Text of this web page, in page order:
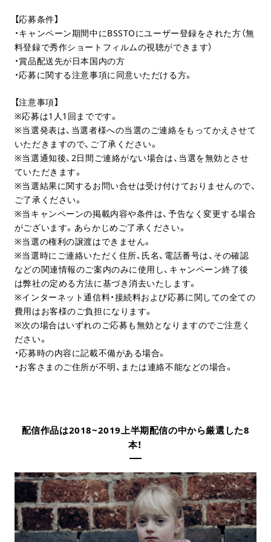
【応募条件】
・キャンペーン期間中にBSSTOにユーザー登録をされた方（無
料登録で秀作ショートフィルムの視聴ができます）
・賞品配送先が日本国内の方
・応募に関する注意事項に同意いただける方。
【注意事項】
※応募は1人1回までです。
※当選発表は、当選者様への当選のご連絡をもってかえさせて
いただきますので、ご了承ください。
※当選通知後、2日間ご連絡がない場合は、当選を無効とさせ
ていただきます。
※当選結果に関するお問い合せは受け付けておりませんので、
ご了承ください。
※当キャンペーンの掲載内容や条件は、予告なく変更する場合
がございます。あらかじめご了承ください。
※当選の権利の譲渡はできません。
※当選時にご連絡いただく住所、氏名、電話番号は、その確認
などの関連情報のご案内のみに使用し、キャンペーン終了後
は弊社の定める方法に基づき消去いたします。
※インターネット通信料・接続料および応募に関しての全ての
費用はお客様のご負担になります。
※次の場合はいずれのご応募も無効となりますのでご注意く
ださい。
・応募時の内容に記載不備がある場合。
・お客さまのご住所が不明、または連絡不能などの場合。
配信作品は2018~2019上半期配信の中から厳選した8
本！